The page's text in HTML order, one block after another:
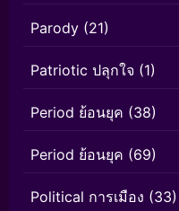
Parody (21)
Patriotic ปลุกใจ (1)
Period ย้อนยุค (38)
Period ย้อนยุค (69)
Political การเมือง (33)